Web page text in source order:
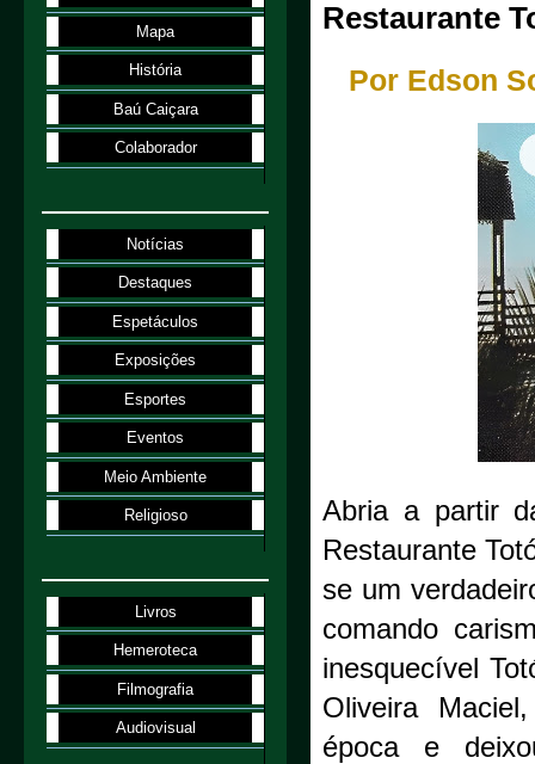
Restaurante
Por Edson
Abria a partir
Restaurante
se um
comando
inesquecível
Oliveira
época e
Mapa
História
Baú Caiçara
Colaborador
Notícias
Destaques
Espetáculos
Exposições
Esportes
Eventos
Meio Ambiente
Religioso
Livros
Hemeroteca
Filmografia
Audiovisual